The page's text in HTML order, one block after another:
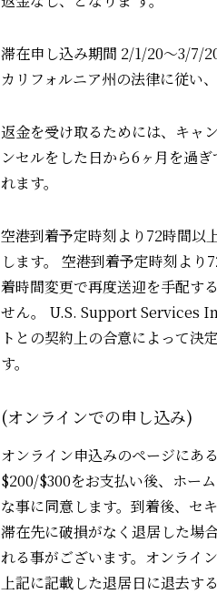
滞在申し込み期間 2/1/20〜3/7/
カリフォルニア州の法律に従い
返⾦を受け取るためには、キャ
ンセルをした⽇から6ヶ⽉を過
れます。
空港到着予定時刻より72時間以
します。 空港到着予定時刻よ
着時間変更で再度送迎を⼿配す
せん。 U.S. Support Services
トとの契約上の合意によって決
す。
(オンラインでの申し込み)
オンライン申込みのページにあ
$200/$300をお支払い後、ホー
な事に同意します。到着後、セ
滞在先に破損がなく退居した場
れる事がございます。オンライ
上記に記載した退居日に退去